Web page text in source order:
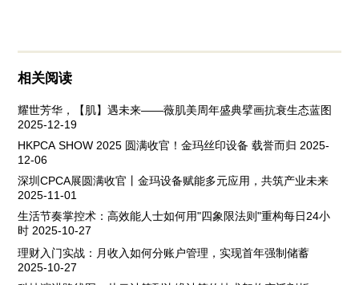
相关阅读
耀世芳华，【肌】遇未来——薇肌美周年盛典擘画抗衰生态蓝图
2025-12-19
HKPCA SHOW 2025 圆满收官！金玛丝印设备 载誉而归 2025-
12-06
深圳CPCA展圆满收官丨金玛设备赋能多元应用，共筑产业未来
2025-11-01
生活节奏掌控术：高效能人士如何用"四象限法则"重构每日24小
时 2025-10-27
理财入门实战：月收入如何分账户管理，实现首年强制储蓄
2025-10-27